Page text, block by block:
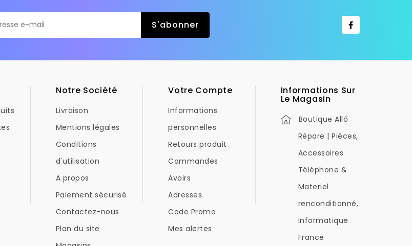
Notre Société
Livraison
Mentions légales
Conditions
d'utilisation
A propos
Paiement sécurisé
Contactez-nous
Plan du site
Votre Compte
Informations
personnelles
Retours produit
Commandes
Avoirs
Adresses
Code Promo
Mes alertes
Informations Sur
Le Magasin
Boutique Allô
Répare | Pièces,
Accessoires
Téléphone &
Materiel
renconditionné,
Informatique
France